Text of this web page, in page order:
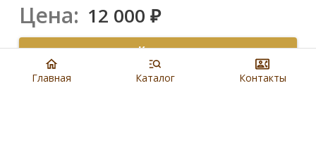
Цена: 12 000 ₽
Купить
8 901 279 19 19
Главная Каталог Контакты